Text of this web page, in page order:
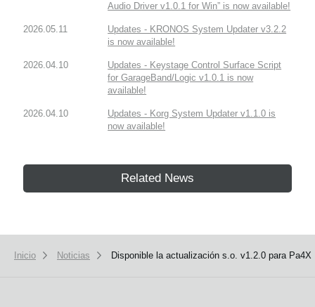
Audio Driver v1.0.1 for Win” is now available!
2026.05.11
Updates - KRONOS System Updater v3.2.2
is now available!
2026.04.10
Updates - Keystage Control Surface Script
for GarageBand/Logic v1.0.1 is now
available!
2026.04.10
Updates - Korg System Updater v1.1.0 is
now available!
Related News
Inicio Noticias Disponible la actualización s.o. v1.2.0 para Pa4X